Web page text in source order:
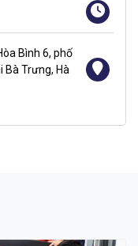
Bình 6, phố
Bà Trưng, Hà